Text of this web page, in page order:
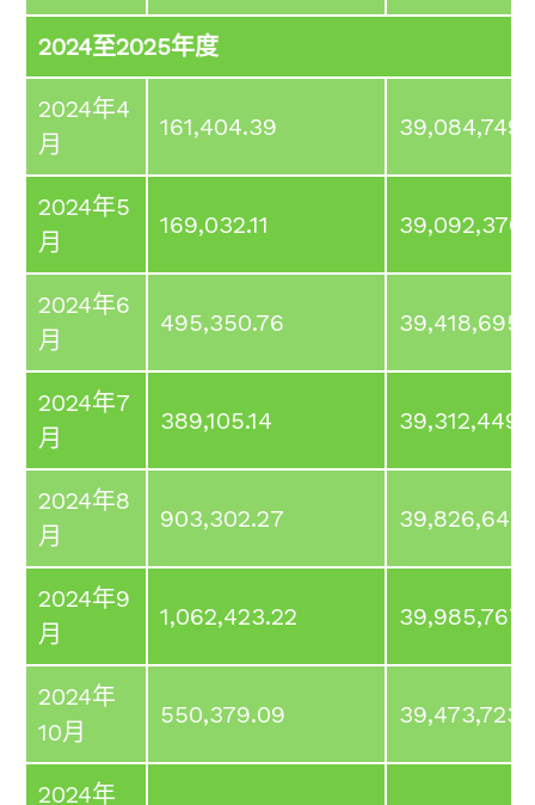
2024至2025年度
2024年4
月
161,404.39
2024年5
月
169,032.11
2024年6
月
495,350.76
2024年7
月
389,105.14
2024年8
月
903,302.27
2024年9
月
1,062,423.22
2024年
10月
550,379.09
2024年